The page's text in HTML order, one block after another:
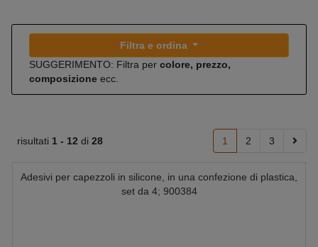
Filtra e ordina
SUGGERIMENTO: Filtra per colore, prezzo,
composizione ecc.
risultati 1 - 12 di 28 1 2 3
Adesivi per capezzoli in silicone, in una confezione di plastica,
set da 4; 900384